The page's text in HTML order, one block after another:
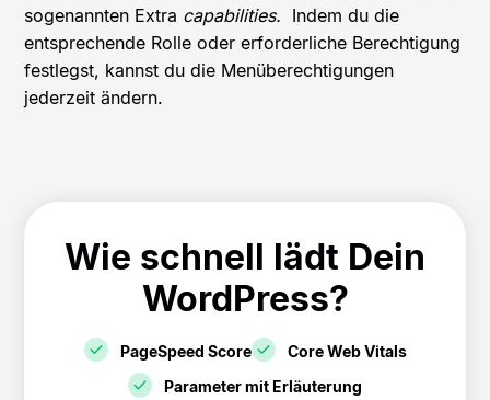
sogenannten Extra capabilities. Indem du die
entsprechende Rolle oder erforderliche Berechtigung
festlegst, kannst du die Menüberechtigungen
jederzeit ändern.
Wie schnell lädt Dein
WordPress?
PageSpeed Score
Core Web Vitals
Parameter mit Erläuterung